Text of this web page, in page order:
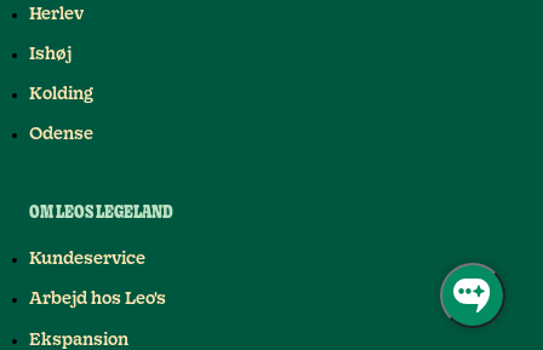
Herlev
Ishøj
Kolding
Odense
OM LEOS LEGELAND
Kundeservice
Arbejd hos Leo's
Ekspansion